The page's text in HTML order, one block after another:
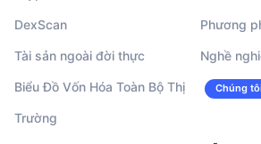
DexScan
Tài sản ngoài đời thực
Biểu Đồ Vốn Hóa Toàn Bộ Thị
Trường
Phương
Nghề
Chúng